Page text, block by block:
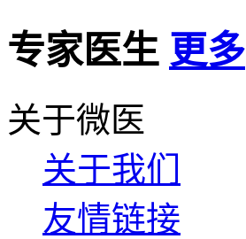
专家医生 更多
关于微医
关于我们
友情链接